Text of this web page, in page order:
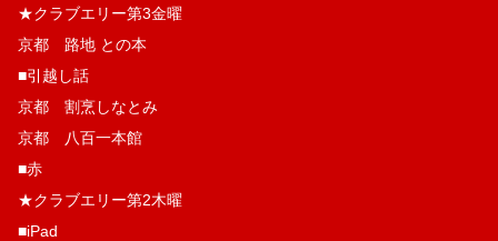
★クラブエリー第3金曜
京都 路地 との本
■引越し話
京都 割烹しなとみ
京都 八百一本館
■赤
★クラブエリー第2木曜
■iPad